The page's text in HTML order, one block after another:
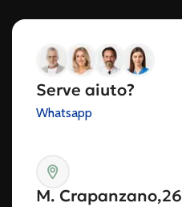
Serve aiuto?
Whatsapp
M. Crapanzano,26